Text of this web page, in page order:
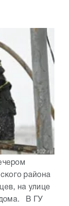
района
на улице
дома. В ГУ